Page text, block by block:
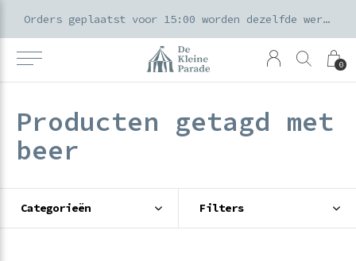
0
Orders geplaatst voor 15:00 worden dezelfde werkdag verzonden
Producten getagd met
beer
Categorieën Filters